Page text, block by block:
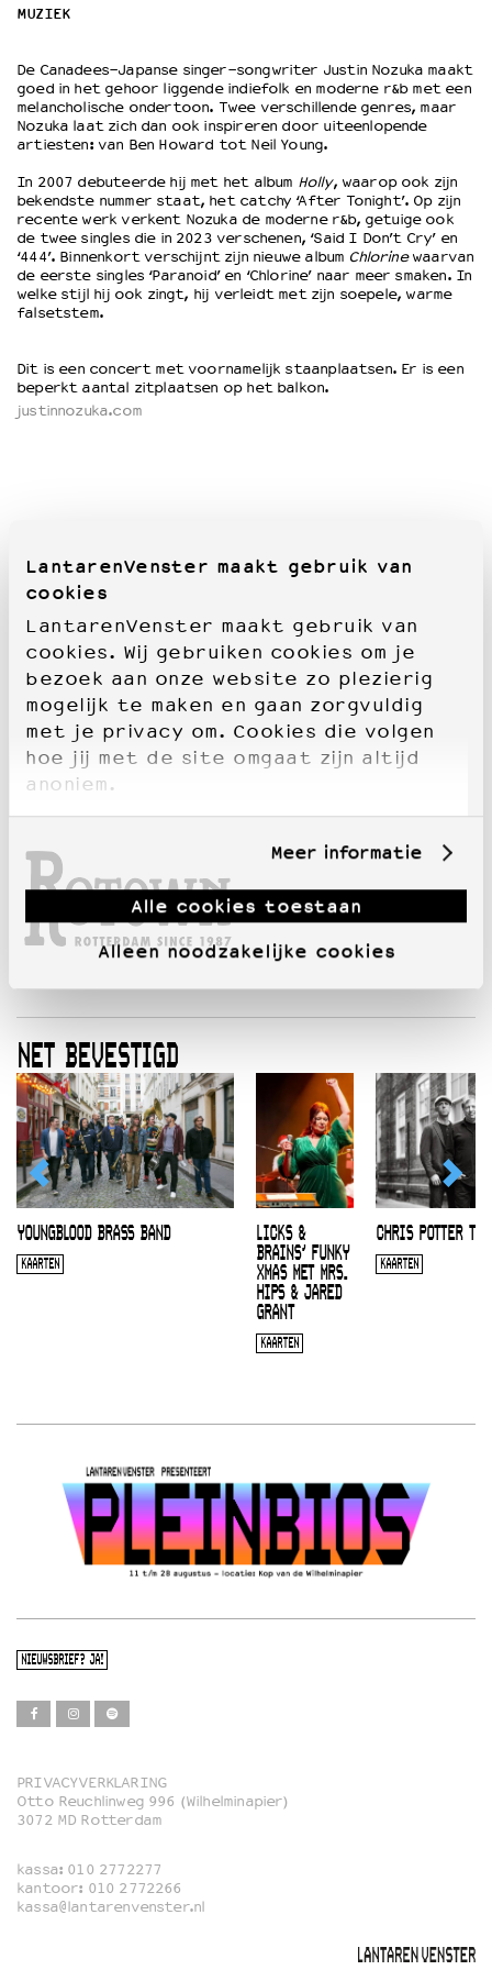
LantarenVenster maakt gebruik van
cookies
LantarenVenster maakt gebruik van
cookies. Wij gebruiken cookies om je
bezoek aan onze website zo plezierig
mogelijk te maken en gaan zorgvuldig
met je privacy om. Cookies die volgen
hoe jij met de site omgaat zijn altijd
anoniem.
Meer informatie
Alle cookies toestaan
Alleen noodzakelijke cookies
Wat we doen
Werken bij
Wie is wie
Historie
Partners
Huisregels
Privacyverklaring
Integriteits- en gedragscode
Duurzaamheid
Ruimte voor artistieke vrijheid – VNPF
MUZIEK
De Canadees-Japanse singer-songwriter Justin Nozuka maakt
goed in het gehoor liggende indiefolk en moderne r&b met een
melancholische ondertoon. Twee verschillende genres, maar
Nozuka laat zich dan ook inspireren door uiteenlopende
artiesten: van Ben Howard tot Neil Young.
In 2007 debuteerde hij met het album Holly, waarop ook zijn
bekendste nummer staat, het catchy ‘After Tonight’. Op zijn
recente werk verkent Nozuka de moderne r&b, getuige ook
de twee singles die in 2023 verschenen, ‘Said I Don’t Cry’ en
‘444’. Binnenkort verschijnt zijn nieuwe album Chlorinewaarvan
de eerste singles ‘Paranoid’ en ‘Chlorine’ naar meer smaken. In
welke stijl hij ook zingt, hij verleidt met zijn soepele, warme
falsetstem.
Dit is een concert met voornamelijk staanplaatsen. Er is een
beperkt aantal zitplaatsen op het balkon.
justinnozuka.com
NET BEVESTIGD
YOUNGBLOOD BRASS BAND
KAARTEN
LICKS &
BRAINS’ FUNKY
XMAS MET MRS.
HIPS & JARED
GRANT
KAARTEN
CHRIS POTTER
KAARTEN
NIEUWSBRIEF? JA!
Film
Familie
Film in English
PRIVACYVERKLARING
Otto Reuchlinweg 996 (Wilhelminapier)
3072 MD Rotterdam
kassa: 010 2772277
kantoor: 010 2772266
kassa@lantarenvenster.nl